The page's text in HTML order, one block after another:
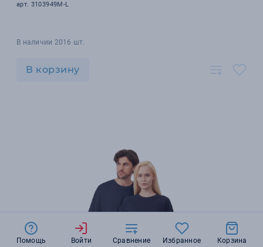
арт. 3103949M-L
В наличии 2016 шт.
В корзину
Помощь Войти Сравнение Избранное Корзина